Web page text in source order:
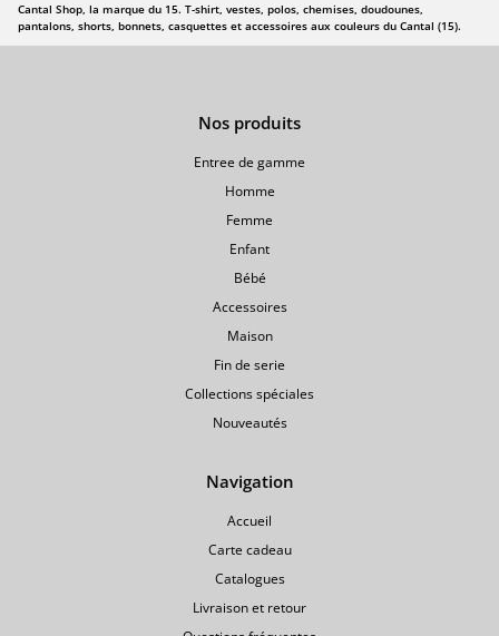
Cantal Shop, la marque du 15. T-shirt, vestes, polos, chemises, doudounes,
pantalons, shorts, bonnets, casquettes et accessoires aux couleurs du Cantal (15).
Nos produits
Entree de gamme
Homme
Femme
Enfant
Bébé
Accessoires
Maison
Fin de serie
Collections spéciales
Nouveautés
Navigation
Accueil
Carte cadeau
Catalogues
Livraison et retour